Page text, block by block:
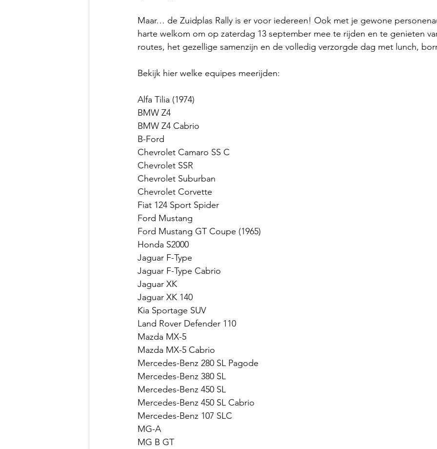
Maar… de Zuidplas Rally is er voor iedereen! Ook met je gewone
harte welkom om op zaterdag 13 september mee te rijden en te genieten
routes, het gezellige samenzijn en de volledig verzorgde dag met lunch,
Bekijk hier welke equipes meerijden:
Alfa Tilia (1974)
BMW Z4
BMW Z4 Cabrio
B-Ford
Chevrolet Camaro SS C
Chevrolet SSR
Chevrolet Suburban
Chevrolet Corvette
Fiat 124 Sport Spider
Ford Mustang
Ford Mustang GT Coupe (1965)
Honda S2000
Jaguar F-Type
Jaguar F-Type Cabrio
Jaguar XK
Jaguar XK 140
Kia Sportage SUV
Land Rover Defender 110
Mazda MX-5
Mazda MX-5 Cabrio
Mercedes-Benz 280 SL Pagode
Mercedes-Benz 380 SL
Mercedes-Benz 450 SL
Mercedes-Benz 450 SL Cabrio
Mercedes-Benz 107 SLC
MG-A
MG B GT